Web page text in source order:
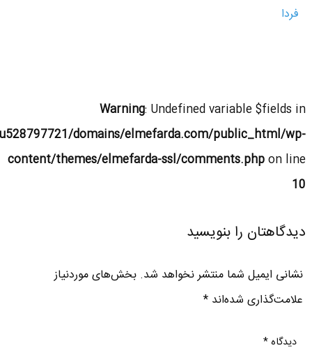
فردا
Warning: Undefined variable $fields in
domains/elmefarda.com/public_html/wp-
content/themes/elmefarda-ssl/comments.phpon line
10
دیدگاهتان را بنویسید
نشانی ایمیل شما منتشر نخواهد شد. بخش‌های موردنیاز
علامت‌گذاری شده‌اند*
دیدگاه*